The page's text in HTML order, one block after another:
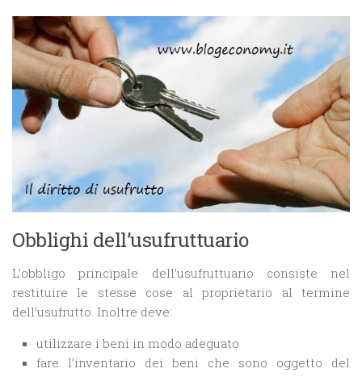
Obblighi dell’usufruttuario
L’obbligo principale dell’usufruttuario consiste nel
restituire le stesse cose al proprietario al termine
dell’usufrutto. Inoltre deve:
utilizzare i beni in modo adeguato
fare l’inventario dei beni che sono oggetto del